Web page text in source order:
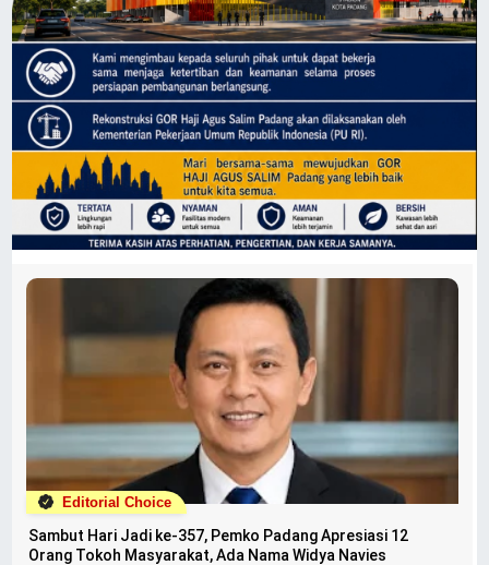
Editorial Choice
Sambut Hari Jadi ke-357, Pemko Padang Apresiasi 12
Orang Tokoh Masyarakat, Ada Nama Widya Navies